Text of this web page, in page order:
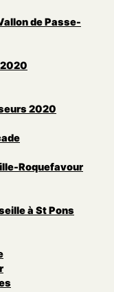
de Passe-
2020
Roquefavour
à St Pons